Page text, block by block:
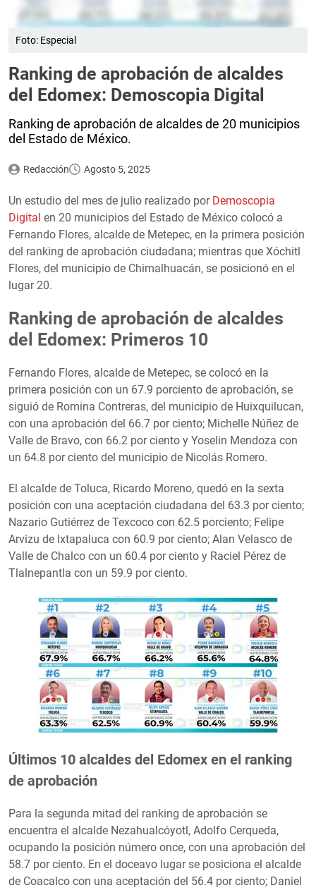
Foto: Especial
Ranking de aprobación de alcaldes
del Edomex: Demoscopia Digital
Ranking de aprobación de alcaldes de 20 municipios
del Estado de México.
Redacción Agosto 5, 2025
Un estudio del mes de julio realizado por Demoscopia
Digital en 20 municipios del Estado de México colocó a
Fernando Flores, alcalde de Metepec, en la primera posición
del ranking de aprobación ciudadana; mientras que Xóchitl
Flores, del municipio de Chimalhuacán, se posicionó en el
lugar 20.
Ranking de aprobación de alcaldes
del Edomex: Primeros 10
Fernando Flores, alcalde de Metepec, se colocó en la
primera posición con un 67.9 porciento de aprobación, se
siguió de Romina Contreras, del municipio de Huixquilucan,
con una aprobación del 66.7 por ciento; Michelle Núñez de
Valle de Bravo, con 66.2 por ciento y Yoselin Mendoza con
un 64.8 por ciento del municipio de Nicolás Romero.
El alcalde de Toluca, Ricardo Moreno, quedó en la sexta
posición con una aceptación ciudadana del 63.3 por ciento;
Nazario Gutiérrez de Texcoco con 62.5 porciento; Felipe
Arvizu de Ixtapaluca con 60.9 por ciento; Alan Velasco de
Valle de Chalco con un 60.4 por ciento y Raciel Pérez de
Tlalnepantla con un 59.9 por ciento.
Últimos 10 alcaldes del Edomex en el ranking
de aprobación
Para la segunda mitad del ranking de aprobación se
encuentra el alcalde Nezahualcóyotl, Adolfo Cerqueda,
ocupando la posición número once, con una aprobación del
58.7 por ciento. En el doceavo lugar se posiciona el alcalde
de Coacalco con una aceptación del 56.4 por ciento; Daniel